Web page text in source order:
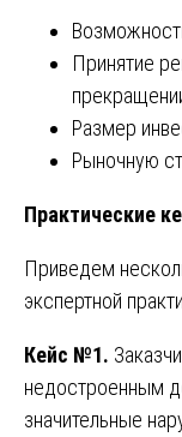
Принятие
Размер
Рыночную
Практические
Приведем
экспертной
Кейс №1.
недостроенным
значительные